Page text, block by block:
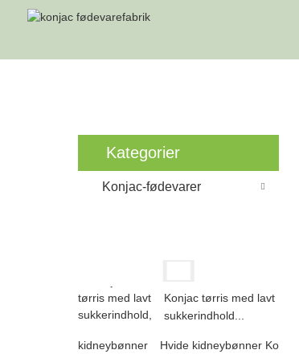
Kategorier
Konjac-fødevarer
Konjac tørris med lavt
sukkerindhold...
Hvide kidneybønner Ko